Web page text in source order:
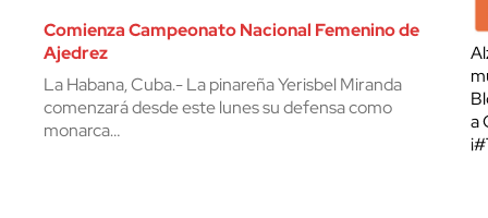
Comienza Campeonato Nacional Femenino de
Ajedrez
La Habana, Cuba.- La pinareña Yerisbel Miranda
comenzará desde este lunes su defensa como
monarca…
a